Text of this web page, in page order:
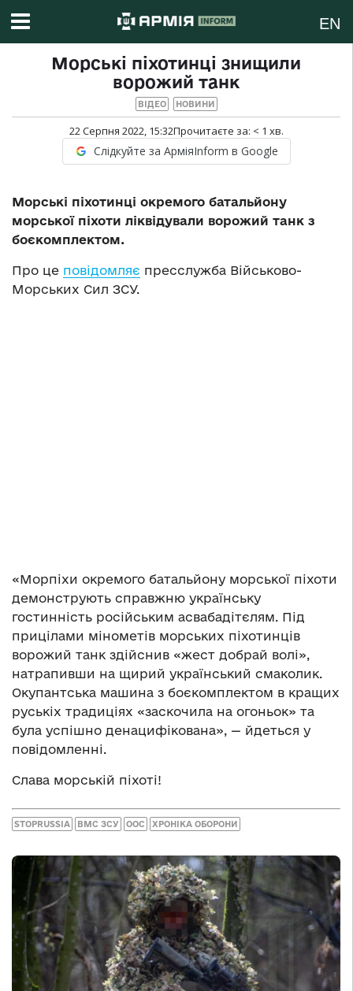
EN
Морські піхотинці знищили
ворожий танк
ВІДЕО НОВИНИ
22 Серпня 2022, 15:32Прочитаєте за: < 1 хв.
Слідкуйте за АрміяInform в Google
Морські піхотинці окремого батальйону
морської піхоти ліквідували ворожий танк з
боєкомплектом.
Про це повідомляє пресслужба Військово-
Морських Сил ЗСУ.
«Морпіхи окремого батальйону морської піхоти
демонструють справжню українську
гостинність російським асвабадітєлям. Під
прицілами мінометів морських піхотинців
ворожий танк здійснив «жест добрай волі»,
натрапивши на щирий український смаколик.
Окупантська машина з боєкомплектом в кращих
руськіх традиціях «заскочила на огоньок» та
була успішно денацифікована», — йдеться у
повідомленні.
Слава морській піхоті!
STOPRUSSIA ВМС ЗСУ ООС ХРОНІКА ОБОРОНИ